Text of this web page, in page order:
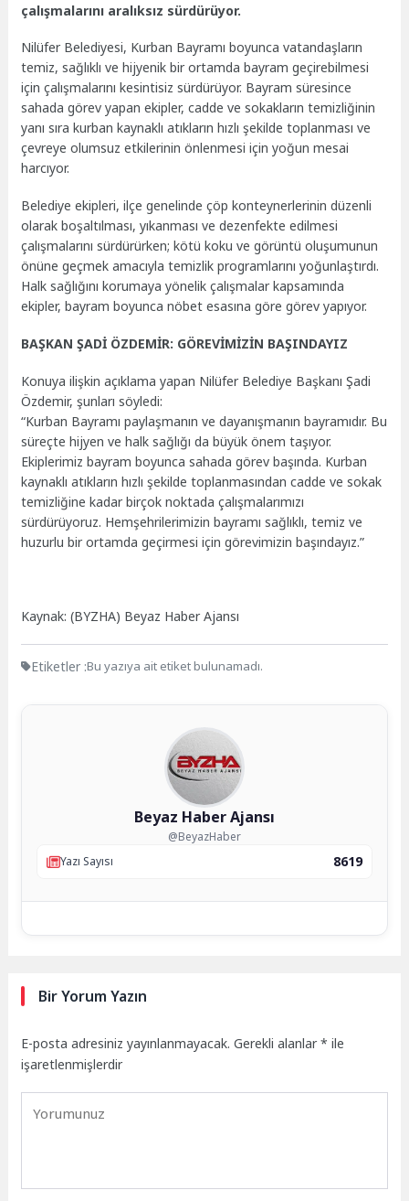
çalışmalarını aralıksız sürdürüyor.
Nilüfer Belediyesi, Kurban Bayramı boyunca vatandaşların
temiz, sağlıklı ve hijyenik bir ortamda bayram geçirebilmesi
için çalışmalarını kesintisiz sürdürüyor. Bayram süresince
sahada görev yapan ekipler, cadde ve sokakların temizliğinin
yanı sıra kurban kaynaklı atıkların hızlı şekilde toplanması ve
çevreye olumsuz etkilerinin önlenmesi için yoğun mesai
harcıyor.
Belediye ekipleri, ilçe genelinde çöp konteynerlerinin düzenli
olarak boşaltılması, yıkanması ve dezenfekte edilmesi
çalışmalarını sürdürürken; kötü koku ve görüntü oluşumunun
önüne geçmek amacıyla temizlik programlarını yoğunlaştırdı.
Halk sağlığını korumaya yönelik çalışmalar kapsamında
ekipler, bayram boyunca nöbet esasına göre görev yapıyor.
BAŞKAN ŞADİ ÖZDEMİR: GÖREVİMİZİN BAŞINDAYIZ
Konuya ilişkin açıklama yapan Nilüfer Belediye Başkanı Şadi
Özdemir, şunları söyledi:
“Kurban Bayramı paylaşmanın ve dayanışmanın bayramıdır. Bu
süreçte hijyen ve halk sağlığı da büyük önem taşıyor.
Ekiplerimiz bayram boyunca sahada görev başında. Kurban
kaynaklı atıkların hızlı şekilde toplanmasından cadde ve sokak
temizliğine kadar birçok noktada çalışmalarımızı
sürdürüyoruz. Hemşehrilerimizin bayramı sağlıklı, temiz ve
huzurlu bir ortamda geçirmesi için görevimizin başındayız.”
Kaynak: (BYZHA) Beyaz Haber Ajansı
Etiketler :Bu yazıya ait etiket bulunamadı.
Beyaz Haber Ajansı
@BeyazHaber
Yazı Sayısı
8619
Bir Yorum Yazın
E-posta adresiniz yayınlanmayacak. Gerekli alanlar* ile
işaretlenmişlerdir